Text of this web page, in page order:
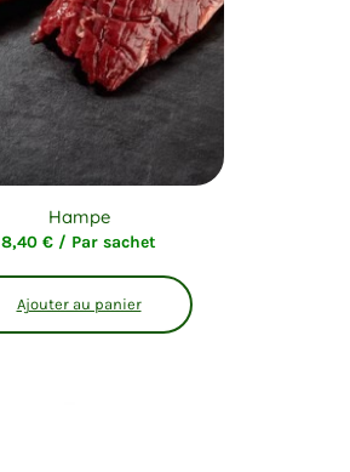
Hampe
8,40 € / Par sachet
Ajouter au panier